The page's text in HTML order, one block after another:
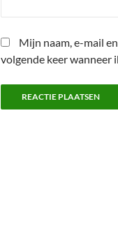
Mijn naam, e-mail
volgende keer wanneer